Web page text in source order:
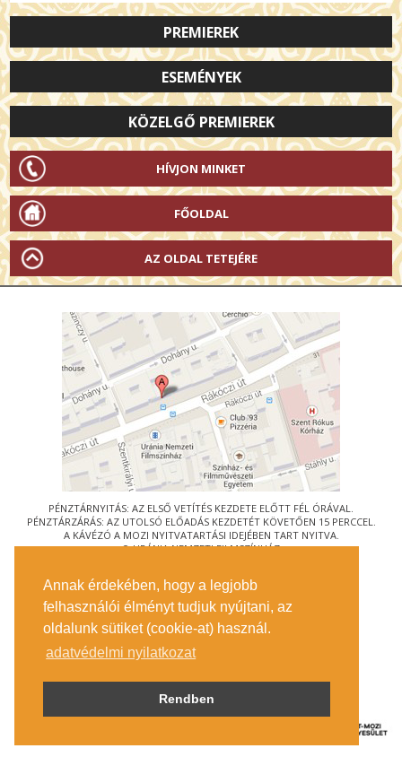
Annak érdekében, hogy a legjobb
felhasználói élményt tudjuk nyújtani, az
oldalunk sütiket (cookie-at) használ.
adatvédelmi nyilatkozat
Rendben
PREMIEREK
ESEMÉNYEK
KÖZELGŐ PREMIEREK
HÍVJON MINKET
FŐOLDAL
AZ OLDAL TETEJÉRE
PÉNZTÁRNYITÁS: AZ ELSŐ VETÍTÉS KEZDETE ELŐTT FÉL ÓRÁVAL.
PÉNZTÁRZÁRÁS: AZ UTOLSÓ ELŐADÁS KEZDETÉT KÖVETŐEN 15 PERCCEL.
A KÁVÉZÓ A MOZI NYITVATARTÁSI IDEJÉBEN TART NYITVA.
© URÁNIA NEMZETI FILMSZÍNHÁZ
1088 BUDAPEST, RÁKÓCZI ÚT 21.
MEGKÖZELÍTÉS
JEGYINFORMÁCIÓ
ÍRJON NEKÜNK!
KÖZÉRDEKŰ ADATOK